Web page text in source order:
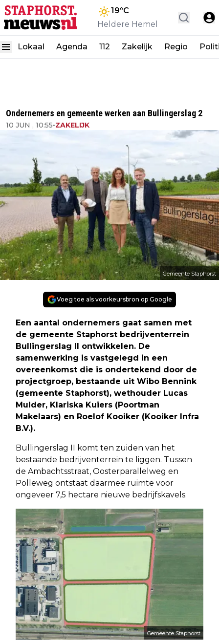
19°C
Heldere Hemel
Lokaal Agenda 112 Zakelijk Regio
Ondernemers en gemeente werken aan Bullingerslag 2
10 JUN , 10:55•ZAKELIJK
Gemeente Staphorst
Voeg toe als voorkeursbron op Google
Een aantal ondernemers gaat samen met
de gemeente Staphorst bedrijventerrein
Bullingerslag II ontwikkelen. De
samenwerking is vastgelegd in een
overeenkomst die is ondertekend door de
projectgroep, bestaande uit Wibo Bennink
(gemeente Staphorst), wethouder Lucas
Mulder, Klariska Kuiers (Poortman
Makelaars) en Roelof Kooiker (Kooiker Infra
B.V.).
Bullingerslag II komt ten zuiden van het
bestaande bedrijventerrein te liggen. Tussen
de Ambachtsstraat, Oosterparallelweg en
Polleweg ontstaat daarmee ruimte voor
ongeveer 7,5 hectare nieuwe bedrijfskavels.
Gemeente Staphorst